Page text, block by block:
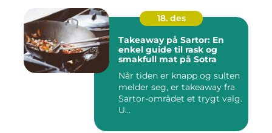
18. des
Takeaway på Sartor: En
enkel guide til rask og
smakfull mat på Sotra
Når tiden er knapp og sulten
melder seg, er takeaway fra
Sartor-området et trygt valg.
U...